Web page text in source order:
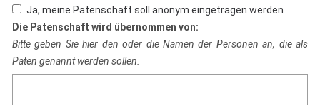
Ja, meine Patenschaft soll anonym eingetragen werden
Die Patenschaft wird übernommen von:
Bitte geben Sie hier den oder die Namen der Personen an, die als
Paten genannt werden sollen.